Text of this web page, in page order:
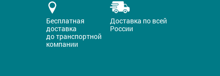
Бесплатная
доставка
до транспортной
компании
Доставка по всей
России